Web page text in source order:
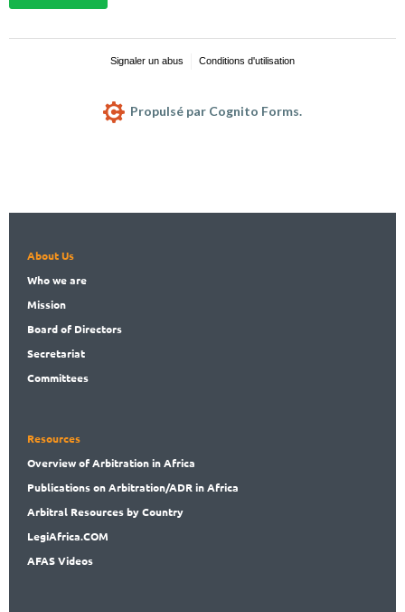
About Us
Whowe are
Mission
Boardof Directors
Secretariat
Committees
Resources
Overviewof Arbitration in Africa
Publicationson Arbitration/ADR in Africa
Arbitral Resources by Country
LegiAfrica.COM
AFAS Videos